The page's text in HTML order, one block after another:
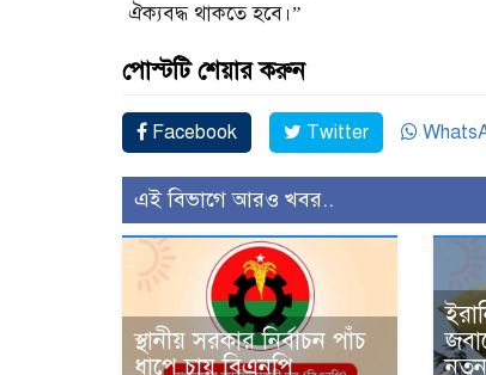
ঐক্যবদ্ধ থাকতে হবে।”
পোস্টটি শেয়ার করুন
Facebook Twitter
এই বিভাগে আরও খবর..
স্থানীয় সরকার নির্বাচন পাঁচ
ধাপে চায় বিএনপি